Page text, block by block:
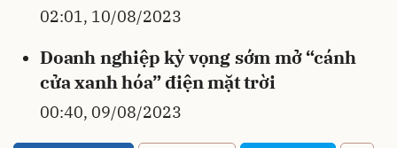
02:01, 10/08/2023
Doanh nghiệp kỳ vọng sớm mở “cánh
cửa xanh hóa” điện mặt trời
00:40, 09/08/2023